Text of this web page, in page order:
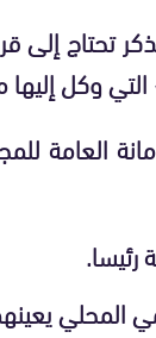
تحتاج
وكل